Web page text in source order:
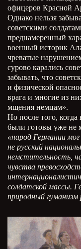
офицеров Красной
Однако нельзя
советскими
преднамеренный
военный историк
чреватые
сурово карались
забывать, что
и физической
врага и многие из
мщения немцам».
Но после того,
были готовы уже не
«народ Германии
не русский
немстительность,
чувства
солдатской массы.
природный гуманизм